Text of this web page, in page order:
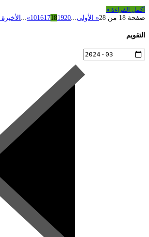
أكمل القراءة »
صفحة 18 من 28
« الأولى...
101617181920
»
...
التقويم